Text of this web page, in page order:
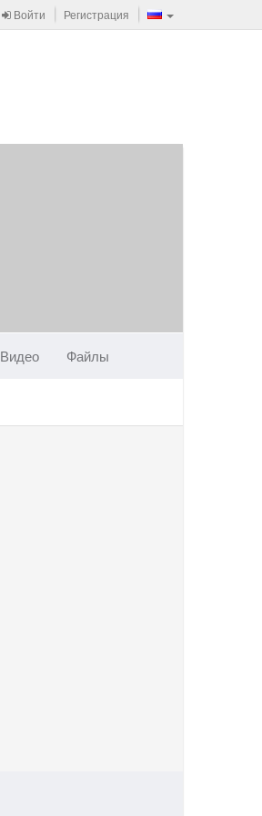
Войти Регистрация
Видео Файлы